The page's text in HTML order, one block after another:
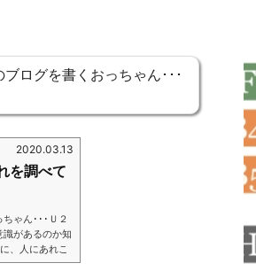
ログを書くおっちゃん･･･
2020.03.13
を調べて
ゃん･･･Ｕ２
があるのか知
、人にあれこ
も平気だよ。」